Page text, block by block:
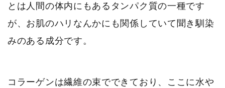
とは人間の体内にもあるタンパク質の一種です
が、お肌のハリなんかにも関係していて聞き馴染
みのある成分です。
コラーゲンは繊維の束でできており、ここに水や